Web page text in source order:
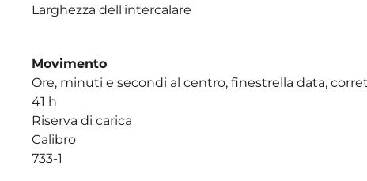
Larghezza dell'intercalare
Movimento
Ore, minuti e secondi al centro, finestrella data,
41 h
Riserva di carica
Calibro
733-1